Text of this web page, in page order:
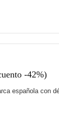
-42%)
española con